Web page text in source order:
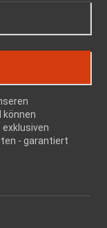
können
- garantiert